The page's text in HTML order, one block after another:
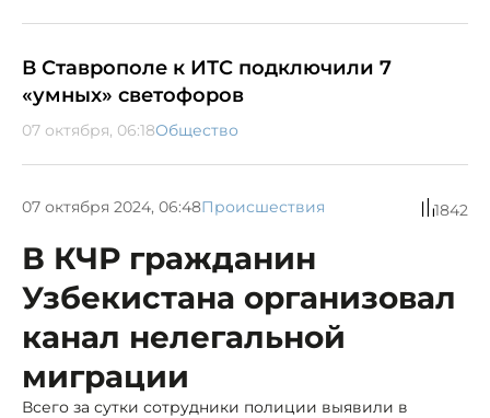
В Ставрополе к ИТС подключили 7
«умных» светофоров
07 октября, 06:18Общество
07 октября 2024, 06:48Происшествия 1842
В КЧР гражданин
Узбекистана организовал
канал нелегальной
миграции
Всего за сутки сотрудники полиции выявили в